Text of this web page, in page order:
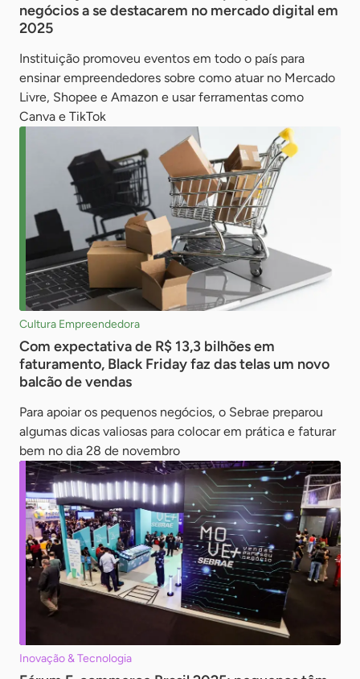
negócios a se destacarem no mercado digital em
2025
Instituição promoveu eventos em todo o país para
ensinar empreendedores sobre como atuar no Mercado
Livre, Shopee e Amazon e usar ferramentas como
Canva e TikTok
Cultura Empreendedora
Com expectativa de R$ 13,3 bilhões em
faturamento, Black Friday faz das telas um novo
balcão de vendas
Para apoiar os pequenos negócios, o Sebrae preparou
algumas dicas valiosas para colocar em prática e faturar
bem no dia 28 de novembro
Inovação & Tecnologia